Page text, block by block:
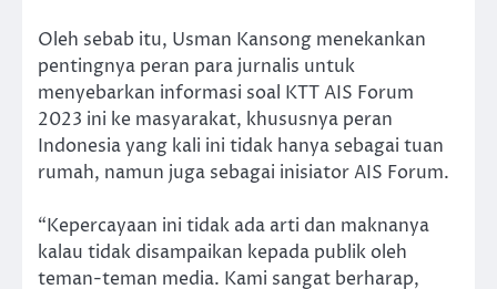
Oleh sebab itu, Usman Kansong menekankan
pentingnya peran para jurnalis untuk
menyebarkan informasi soal KTT AIS Forum
2023 ini ke masyarakat, khususnya peran
Indonesia yang kali ini tidak hanya sebagai tuan
rumah, namun juga sebagai inisiator AIS Forum.
“Kepercayaan ini tidak ada arti dan maknanya
kalau tidak disampaikan kepada publik oleh
teman-teman media. Kami sangat berharap,